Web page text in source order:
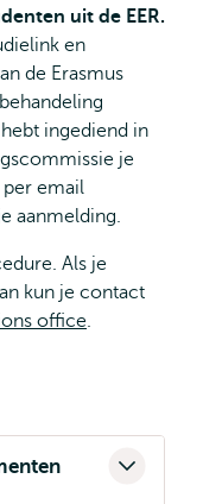
uit de EER.
en
de Erasmus
ingediend in
je
email
aanmelding.
Als je
kun je contact
office.